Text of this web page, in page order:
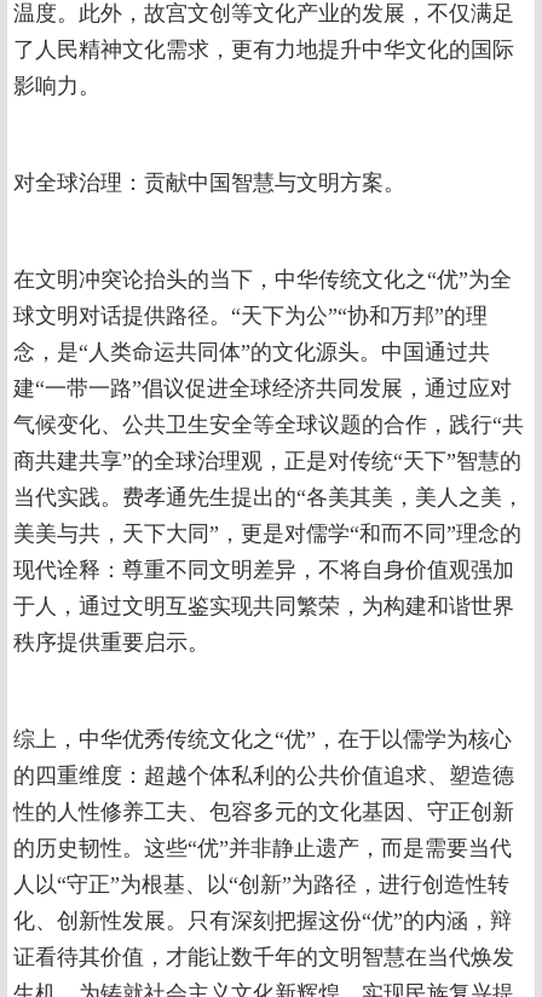
温度。此外，故宫文创等文化产业的发展，不仅满足
了人民精神文化需求，更有力地提升中华文化的国际
影响力。
对全球治理：贡献中国智慧与文明方案。
在文明冲突论抬头的当下，中华传统文化之“优”为全
球文明对话提供路径。“天下为公”“协和万邦”的理
念，是“人类命运共同体”的文化源头。中国通过共
建“一带一路”倡议促进全球经济共同发展，通过应对
气候变化、公共卫生安全等全球议题的合作，践行“共
商共建共享”的全球治理观，正是对传统“天下”智慧的
当代实践。费孝通先生提出的“各美其美，美人之美，
美美与共，天下大同”，更是对儒学“和而不同”理念的
现代诠释：尊重不同文明差异，不将自身价值观强加
于人，通过文明互鉴实现共同繁荣，为构建和谐世界
秩序提供重要启示。
综上，中华优秀传统文化之“优”，在于以儒学为核心
的四重维度：超越个体私利的公共价值追求、塑造德
性的人性修养工夫、包容多元的文化基因、守正创新
的历史韧性。这些“优”并非静止遗产，而是需要当代
人以“守正”为根基、以“创新”为路径，进行创造性转
化、创新性发展。只有深刻把握这份“优”的内涵，辩
证看待其价值，才能让数千年的文明智慧在当代焕发